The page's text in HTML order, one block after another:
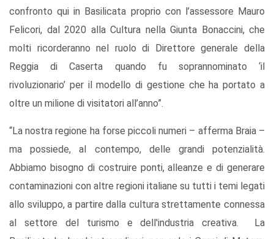
confronto qui in Basilicata proprio con l’assessore Mauro
Felicori, dal 2020 alla Cultura nella Giunta Bonaccini, che
molti ricorderanno nel ruolo di Direttore generale della
Reggia di Caserta quando fu soprannominato ‘il
rivoluzionario’ per il modello di gestione che ha portato a
oltre un milione di visitatori all’anno”.
“La nostra regione ha forse piccoli numeri – afferma Braia –
ma possiede, al contempo, delle grandi potenzialità.
Abbiamo bisogno di costruire ponti, alleanze e di generare
contaminazioni con altre regioni italiane su tutti i temi legati
allo sviluppo, a partire dalla cultura strettamente connessa
al settore del turismo e dell'industria creativa. La